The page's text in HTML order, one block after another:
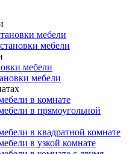
мебели
мебели
мебели
мебели
в комнате
в прямоугольной
в квадратной комнате
в узкой комнате